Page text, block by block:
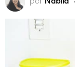
par Nabila